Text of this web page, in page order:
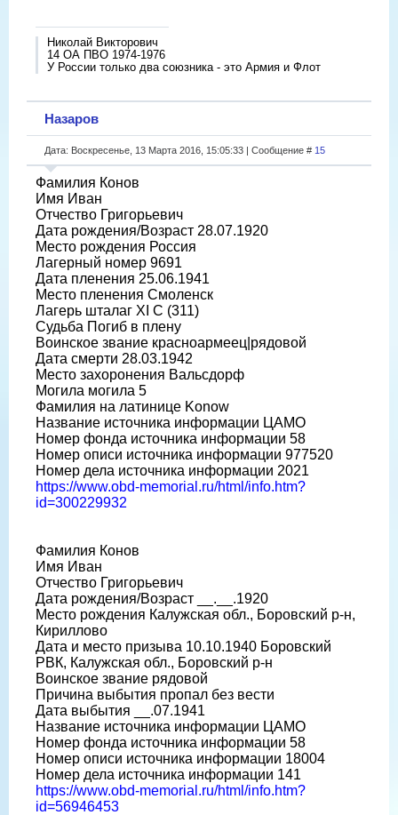
Николай Викторович
14 ОА ПВО 1974-1976
У России только два союзника - это Армия и Флот
Назаров
Дата: Воскресенье, 13 Марта 2016, 15:05:33 | Сообщение # 15
Фамилия Конов
Имя Иван
Отчество Григорьевич
Дата рождения/Возраст 28.07.1920
Место рождения Россия
Лагерный номер 9691
Дата пленения 25.06.1941
Место пленения Смоленск
Лагерь шталаг XI C (311)
Судьба Погиб в плену
Воинское звание красноармеец|рядовой
Дата смерти 28.03.1942
Место захоронения Вальсдорф
Могила могила 5
Фамилия на латинице Konow
Название источника информации ЦАМО
Номер фонда источника информации 58
Номер описи источника информации 977520
Номер дела источника информации 2021
https://www.obd-memorial.ru/html/info.htm?
id=300229932
Фамилия Конов
Имя Иван
Отчество Григорьевич
Дата рождения/Возраст __.__.1920
Место рождения Калужская обл., Боровский р-н,
Кириллово
Дата и место призыва 10.10.1940 Боровский
РВК, Калужская обл., Боровский р-н
Воинское звание рядовой
Причина выбытия пропал без вести
Дата выбытия __.07.1941
Название источника информации ЦАМО
Номер фонда источника информации 58
Номер описи источника информации 18004
Номер дела источника информации 141
https://www.obd-memorial.ru/html/info.htm?
id=56946453